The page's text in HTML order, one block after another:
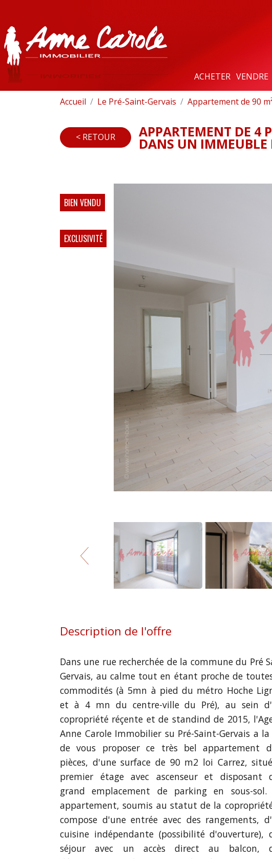
ACHETER VENDRE
Accueil Le Pré-Saint-Gervais Appartement de 90
< RETOUR APPARTEMENT DE 4
DANS UN IMMEUBLE
BIEN VENDU
EXCLUSIVITÉ
Description de l'offre
Dans une rue recherchée de la commune du Pré
Gervais, au calme tout en étant proche de
commodités (à 5mn à pied du métro Hoche
et à 4 mn du centre-ville du Pré), au sein
copropriété réçente et de standind de 2015,
Anne Carole Immobilier su Pré-Saint-Gervais a
de vous proposer ce très bel appartement
pièces, d'une surface de 90 m2 loi Carrez,
premier étage avec ascenseur et disposant
grand emplacement de parking en sous-sol.
appartement, soumis au statut de la
compose d'une entrée avec des rangements,
cuisine indépendante (possibilité d'ouverture),
séjour avec un accès direct au balcon,